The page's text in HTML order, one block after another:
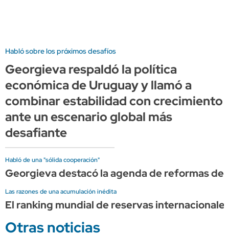
Habló sobre los próximos desafíos
Georgieva respaldó la política
económica de Uruguay y llamó a
combinar estabilidad con crecimiento
ante un escenario global más
desafiante
Habló de una "sólida cooperación"
Georgieva destacó la agenda de reformas
Las razones de una acumulación inédita
El ranking mundial de reservas
Otras noticias